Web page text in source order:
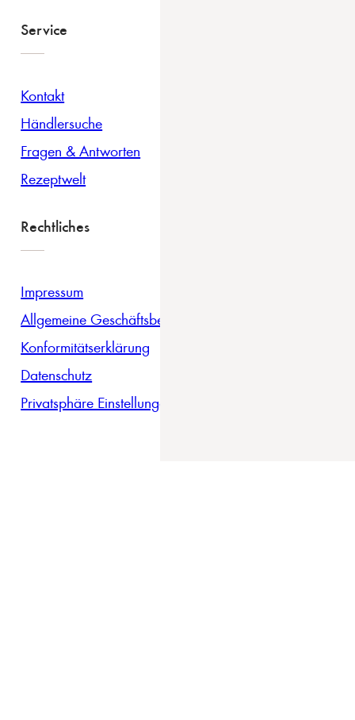
Service
Kontakt
Händlersuche
Fragen & Antworten
Rezeptwelt
Rechtliches
Impressum
Allgemeine Geschäftsbedingungen
Konformitätserklärung
Datenschutz
Privatsphäre Einstellungen